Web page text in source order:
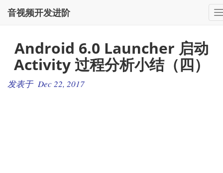
音视频开发进阶
Android 6.0 Launcher 启动
Activity 过程分析小结（四）
发表于 Dec 22, 2017